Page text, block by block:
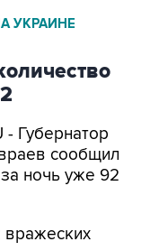
УКРАИНЕ
- Губернатор
сообщил
ночь уже 92
вражеских